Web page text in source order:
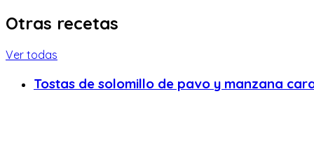
Otras recetas
Ver todas
Tostas de solomillo de pavo y manzana